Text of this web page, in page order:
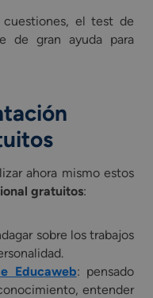
el test de
de gran ayuda para
ahora mismo estos
gratuitos:
sobre los trabajos
Educaweb: pensado
entender